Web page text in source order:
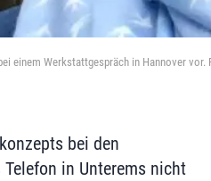
einem Werkstattgespräch in Hannover vor.
bei den
in Unterems nicht